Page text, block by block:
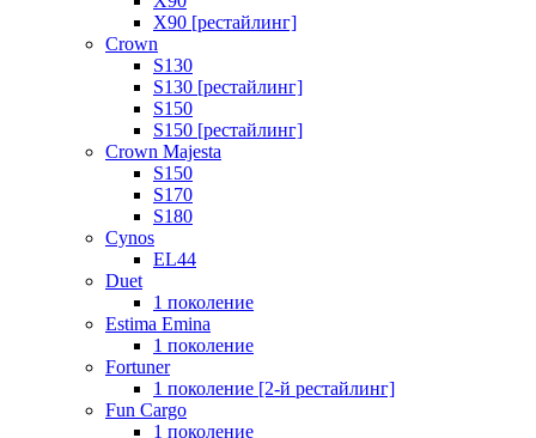
X90 [рестайлинг]
Crown
S130
S130 [рестайлинг]
S150
S150 [рестайлинг]
Crown Majesta
S150
S170
S180
Cynos
EL44
Duet
1 поколение
Estima Emina
1 поколение
Fortuner
1 поколение [2-й рестайлинг]
Fun Cargo
1 поколение